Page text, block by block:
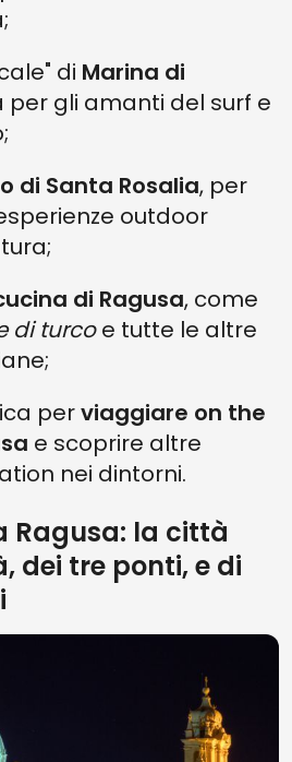
di Marina di
per gli amanti del surf e
di Santa Rosalia, per
outdoor
di Ragusa, come
di turcoe tutte le altre
perviaggiare on the
e scoprire altre
nei dintorni.
Ragusa: la città
dei tre ponti, e di